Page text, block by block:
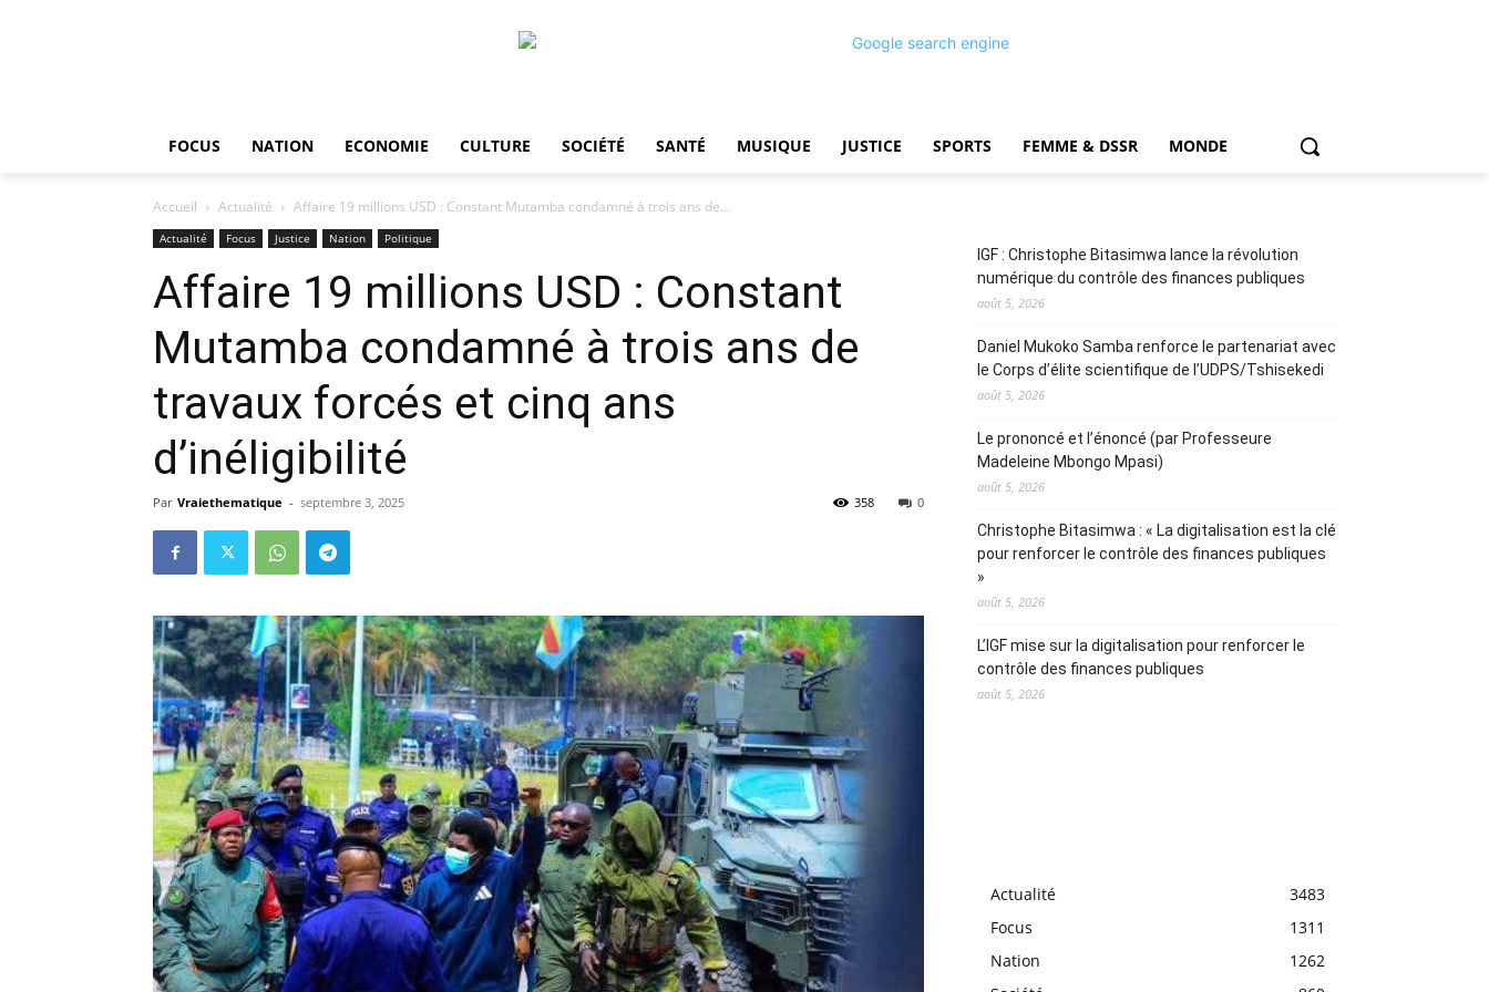
FOCUS NATION ECONOMIE CULTURE SOCIÉTÉ SANTÉ MUSIQUE JUSTICE SPORTS FEMME & DSSR MONDE
Accueil Actualité Affaire 19 millions USD : Constant Mutamba condamné à trois ans de...
Actualité Focus Justice Nation Politique
Affaire 19 millions USD : Constant
Mutamba condamné à trois ans de
travaux forcés et cinq ans
d’inéligibilité
Par Vraiethematique - septembre 3, 2025 0
358
IGF : Christophe Bitasimwa lance la révolution
numérique du contrôle des finances publiques
août 5, 2026
Daniel Mukoko Samba renforce le partenariat avec
le Corps d’élite scientifique de l’UDPS/Tshisekedi
août 5, 2026
Le prononcé et l’énoncé (par Professeure
Madeleine Mbongo Mpasi)
août 5, 2026
Christophe Bitasimwa : « La digitalisation est la clé
pour renforcer le contrôle des finances publiques
»
août 5, 2026
L’IGF mise sur la digitalisation pour renforcer le
contrôle des finances publiques
août 5, 2026
Actualité
3483
Focus
1311
Nation
1262